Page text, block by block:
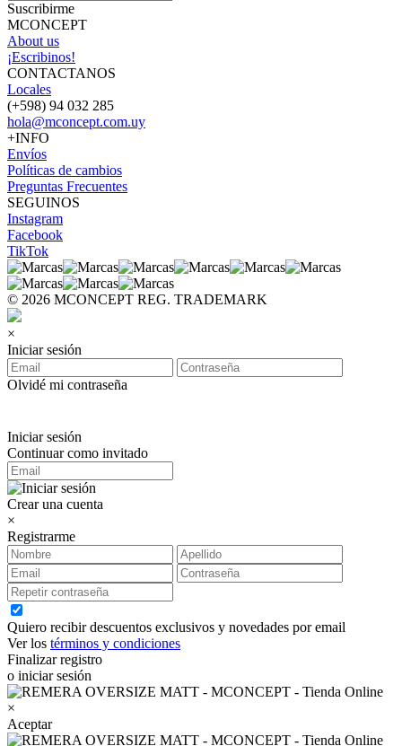
Suscribirme
MCONCEPT
About us
¡Escribinos!
CONTACTANOS
Locales
(+598) 94 032 285
hola@mconcept.com.uy
+INFO
Envíos
Políticas de cambios
Preguntas Frecuentes
SEGUINOS
Instagram
Facebook
TikTok
© 2026 MCONCEPT REG. TRADEMARK
×
Iniciar sesión
Olvidé mi contraseña
Iniciar sesión
Continuar como invitado
Crear una cuenta
×
Registrarme
Quiero recibir descuentos exclusivos y novedades por email
Ver los términos y condiciones
Finalizar registro
o iniciar sesión
×
Aceptar